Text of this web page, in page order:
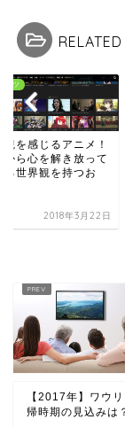
ンツ
観を感じるアニメ！
から心を解き放って
る世界観を持つお
2018年3月22日
【2017年】ワウ
帰時期の見込みは